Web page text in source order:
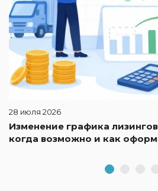
28 июля 2026
Изменение графика
когда возможно и как